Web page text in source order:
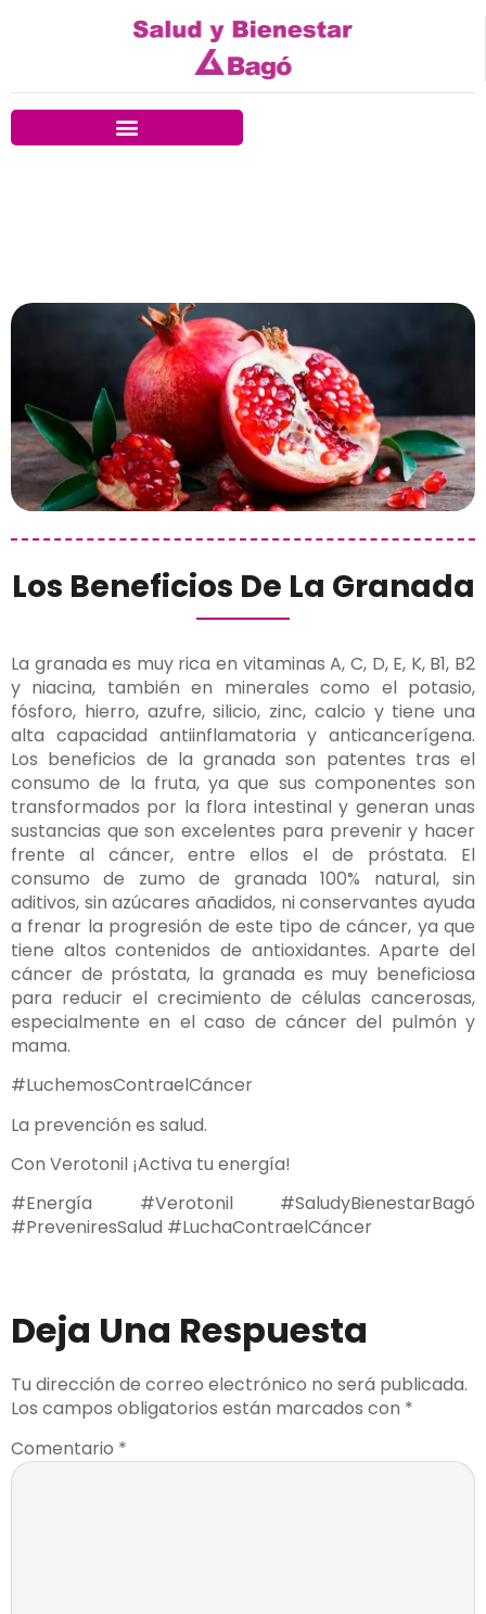
Los Beneficios De La Granada
La granada es muy rica en vitaminas A, C, D, E, K, B1, B2
y niacina, también en minerales como el potasio,
fósforo, hierro, azufre, silicio, zinc, calcio y tiene una
alta capacidad antiinflamatoria y anticancerígena.
Los beneficios de la granada son patentes tras el
consumo de la fruta, ya que sus componentes son
transformados por la flora intestinal y generan unas
sustancias que son excelentes para prevenir y hacer
frente al cáncer, entre ellos el de próstata. El
consumo de zumo de granada 100% natural, sin
aditivos, sin azúcares añadidos, ni conservantes ayuda
a frenar la progresión de este tipo de cáncer, ya que
tiene altos contenidos de antioxidantes. Aparte del
cáncer de próstata, la granada es muy beneficiosa
para reducir el crecimiento de células cancerosas,
especialmente en el caso de cáncer del pulmón y
mama.
#LuchemosContraelCáncer
La prevención es salud.
Con Verotonil ¡Activa tu energía!
#Energía #Verotonil #SaludyBienestarBagó
#PreveniresSalud #LuchaContraelCáncer
Deja Una Respuesta
Tu dirección de correo electrónico no será publicada.
Los campos obligatorios están marcados con *
Comentario *